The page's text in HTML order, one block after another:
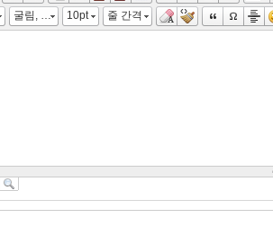
굴림, "맑은 고딕", "Malgun Gothic", gulim 10pt 줄 간격